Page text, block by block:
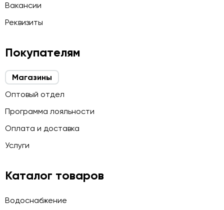
Вакансии
Реквизиты
Покупателям
Магазины
Оптовый отдел
Программа лояльности
Оплата и доставка
Услуги
Каталог товаров
Водоснабжение